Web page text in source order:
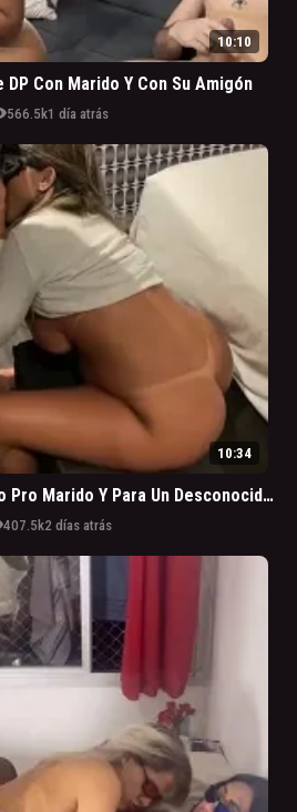
10:10
DP Con Marido Y Con Su Amigón
566.5k1 día atrás
10:34
Loira Caballona Dando Pro Marido Y Para Un Desconocido Roludo
407.5k2 días atrás